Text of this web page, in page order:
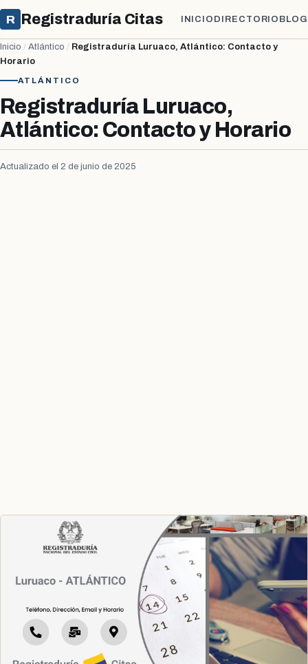
R Registraduría Citas INICIO DIRECTORIO BLOG
Inicio / Atlántico / Registraduría Luruaco, Atlántico: Contacto y
Horario
ATLÁNTICO
Registraduría Luruaco,
Atlántico: Contacto y Horario
Actualizado el 2 de junio de 2025